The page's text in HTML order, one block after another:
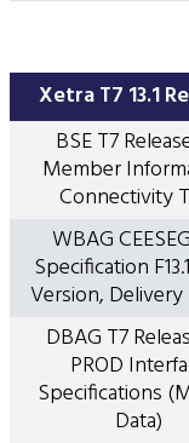
Xetra T7 13.1
BSE T7
Member
Connectivity
WBAG
Specification
Version,
DBAG T7
PROD
Specifications
Data)